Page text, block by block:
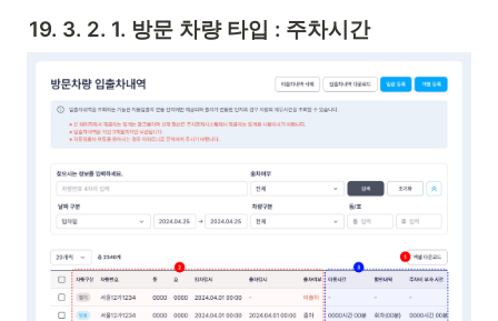
19. 3. 2. 1. 방문 차량 타입 : 주차시간